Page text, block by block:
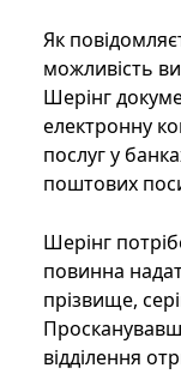
Як
можливість
Шерінг
електронну
послуг у
поштових
Шерінг
повинна
прізвище,
відділення